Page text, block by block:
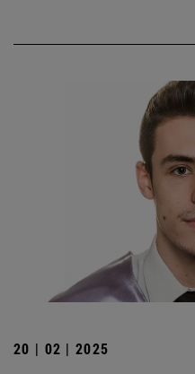
20 | 02 | 2025